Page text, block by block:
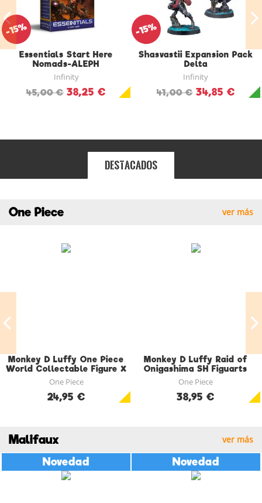
Essentials Start Here
Nomads-ALEPH
Infinity
45,00 € 38,25 €
-15%
Shasvastii Expansion Pack
Delta
Infinity
41,00 € 34,85 €
-15%
Destacados
One Piece ver más
Monkey D Luffy One Piece
World Collectable Figure X
SH Figuarts Figura 7.5 CM
One Piece
24,95 €
Monkey D Luffy Raid of
Onigashima SH Figuarts
Figura 14.5 CM
One Piece
38,95 €
Malifaux ver más
Novedad Novedad